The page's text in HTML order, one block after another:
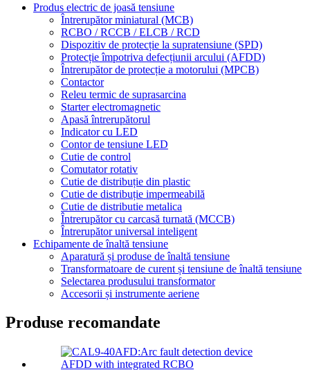
Produs electric de joasă tensiune
Întrerupător miniatural (MCB)
RCBO / RCCB / ELCB / RCD
Dispozitiv de protecție la supratensiune (SPD)
Protecție împotriva defecțiunii arcului (AFDD)
Întrerupător de protecție a motorului (MPCB)
Contactor
Releu termic de suprasarcina
Starter electromagnetic
Apasă întrerupătorul
Indicator cu LED
Contor de tensiune LED
Cutie de control
Comutator rotativ
Cutie de distribuție din plastic
Cutie de distribuție impermeabilă
Cutie de distributie metalica
Întrerupător cu carcasă turnată (MCCB)
Întrerupător universal inteligent
Echipamente de înaltă tensiune
Aparatură și produse de înaltă tensiune
Transformatoare de curent și tensiune de înaltă tensiune
Selectarea produsului transformator
Accesorii și instrumente aeriene
Produse recomandate